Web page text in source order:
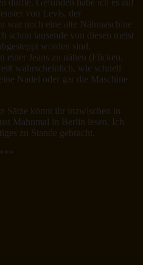
von Levis, der
war noch eine alte Nähmaschine
schon tausende von diesen meist
worden sind.
einer Jeans zu nähen (Flicken,
wahrscheinlich, wie schnell
Nadel oder gar die Maschine
Sätze könnt ihr inzwischen in
Mahnmal in Berlin lesen. Ich
zu Stande gebracht.
***